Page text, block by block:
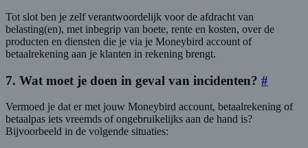
Tot slot ben je zelf verantwoordelijk voor de afdracht van
belasting(en), met inbegrip van boete, rente en kosten, over de
producten en diensten die je via je Moneybird account of
betaalrekening aan je klanten in rekening brengt.
7. Wat moet je doen in geval van incidenten? #
Vermoed je dat er met jouw Moneybird account, betaalrekening of
betaalpas iets vreemds of ongebruikelijks aan de hand is?
Bijvoorbeeld in de volgende situaties: